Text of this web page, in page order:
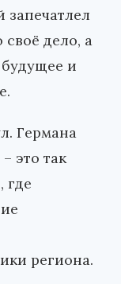
дело, а
будущее и
Германа
это так
где
региона.